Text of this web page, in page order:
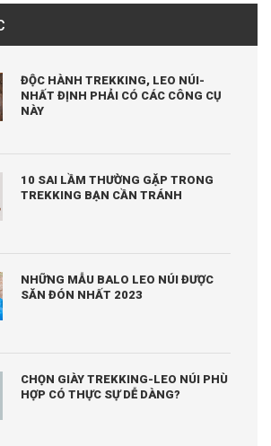
ĐỘC HÀNH TREKKING, LEO NÚI-
NHẤT ĐỊNH PHẢI CÓ CÁC CÔNG CỤ
NÀY
10 SAI LẦM THƯỜNG GẶP TRONG
TREKKING BẠN CẦN TRÁNH
NHỮNG MẪU BALO LEO NÚI ĐƯỢC
SĂN ĐÓN NHẤT 2023
CHỌN GIÀY TREKKING-LEO NÚI PHÙ
HỢP CÓ THỰC SỰ DỄ DÀNG?